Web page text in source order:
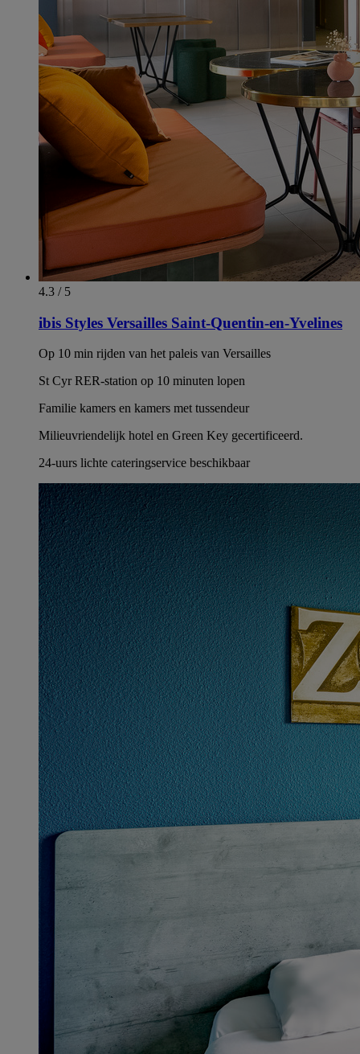
4.3 / 5
ibis Styles Versailles Saint-Quentin-en-Yvelines
Op 10 min rijden van het paleis van Versailles
St Cyr RER-station op 10 minuten lopen
Familie kamers en kamers met tussendeur
Milieuvriendelijk hotel en Green Key gecertificeerd.
24-uurs lichte cateringservice beschikbaar